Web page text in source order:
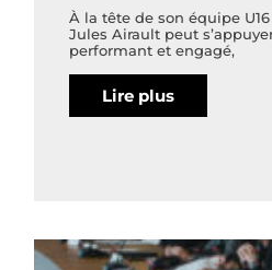
À la tête de son équipe U16
Jules Airault peut
performant et engagé,
Lire plus